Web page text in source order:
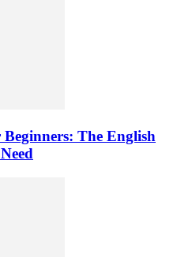
The English